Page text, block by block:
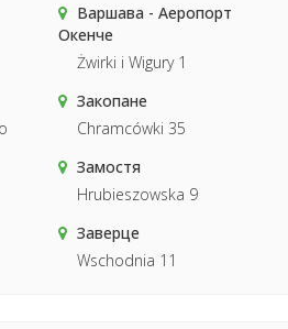
Варшава - Аеропорт
Окенче
Żwirki i Wigury 1
Закопане
Chramcówki 35
Замостя
Hrubieszowska 9
Заверце
Wschodnia 11